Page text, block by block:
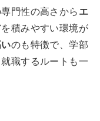
門性の高さからエ
を積みやすい環境が
のも特徴で、学部
職するルートも一